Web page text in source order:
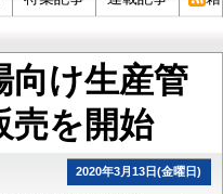
向け生産管
売を開始
2020年3月13日(金曜日)